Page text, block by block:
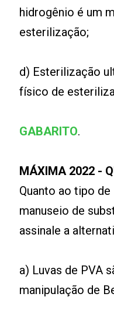
hidrogênio é um
esterilização;
d) Esterilização
físico de
GABARITO.
MÁXIMA 2022 -
Quanto ao tipo
manuseio de
assinale a
a) Luvas de PVA
manipulação de